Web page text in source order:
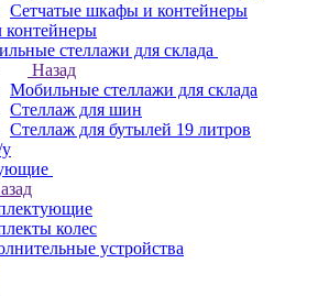
Сетчатые шкафы и контейнеры
контейнеры
стеллажи для склада
Назад
Мобильные стеллажи для склада
Стеллаж для шин
Стеллаж для бутылей 19 литров
колес
устройства